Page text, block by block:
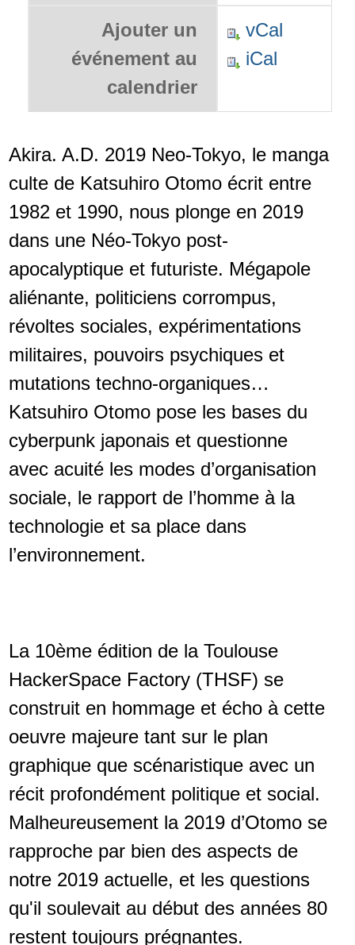
Ajouter un
événement au
calendrier
vCal
iCal
Akira. A.D. 2019 Neo-Tokyo, le manga
culte de Katsuhiro Otomo écrit entre
1982 et 1990, nous plonge en 2019
dans une Néo-Tokyo post-
apocalyptique et futuriste. Mégapole
aliénante, politiciens corrompus,
révoltes sociales, expérimentations
militaires, pouvoirs psychiques et
mutations techno-organiques…
Katsuhiro Otomo pose les bases du
cyberpunk japonais et questionne
avec acuité les modes d’organisation
sociale, le rapport de l’homme à la
technologie et sa place dans
l’environnement.
La 10ème édition de la Toulouse
HackerSpace Factory (THSF) se
construit en hommage et écho à cette
oeuvre majeure tant sur le plan
graphique que scénaristique avec un
récit profondément politique et social.
Malheureusement la 2019 d’Otomo se
rapproche par bien des aspects de
notre 2019 actuelle, et les questions
qu'il soulevait au début des années 80
restent toujours prégnantes.